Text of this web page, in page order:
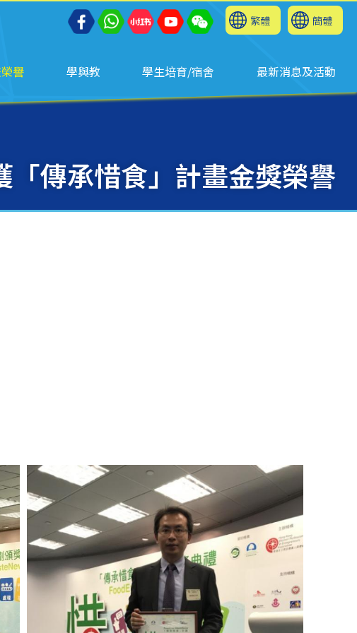
繁體 簡體
譽 學與教 學生培育/宿舍 最新消息及活動
「傳承惜食」計畫金獎榮譽